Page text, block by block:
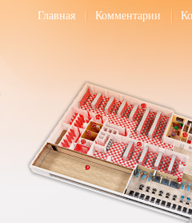
Главная Комментарии